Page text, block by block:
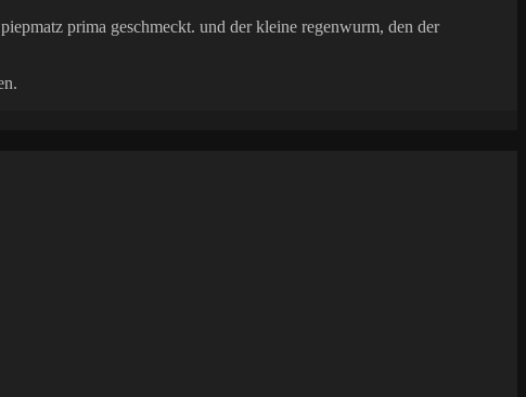
prima geschmeckt. und der kleine regenwurm, den der